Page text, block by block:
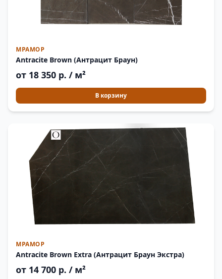
МРАМОР
Antracite Brown (Антрацит Браун)
от 18 350 р. / м²
В корзину
МРАМОР
Antracite Brown Extra (Антрацит Браун Экстра)
от 14 700 р. / м²